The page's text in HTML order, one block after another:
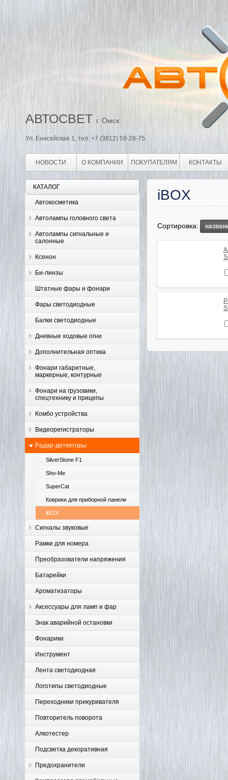
АВТОСВЕТ г. Омск
Ул. Енисейская 1, тел: +7 (3812) 59-28-75
НОВОСТИ О КОМПАНИИ ПОКУПАТЕЛЯМ КОНТАКТЫ
КАТАЛОГ
Автокосметика
Автолампы головного света
Автолампы сигнальные и
салонные
Ксенон
Би-линзы
Штатные фары и фонари
Фары светодиодные
Балки светодиодные
Дневные ходовые огни
Дополнительная оптика
Фонари габаритные,
маркерные, контурные
Фонари на грузовики,
спецтехнику и прицепы
Комбо устройства
Видеорегистраторы
Радар-детекторы
SilverStone F1
Sho-Me
SuperCat
Коврики для приборной панели
iBOX
Сигналы звуковые
Рамки для номера
Преобразователи напряжения
Батарейки
Ароматизаторы
Аксессуары для ламп и фар
Знак аварийной остановки
Фонарики
Инструмент
Лента светодиодная
Логотипы светодиодные
Переходники прикуривателя
Повторитель поворота
Алкотестер
Подсветка декоративная
Предохранители
iBOX
Сортировка: